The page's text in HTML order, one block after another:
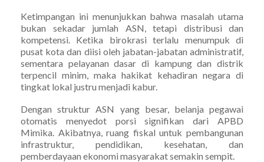
Ketimpangan ini menunjukkan bahwa masalah utama
bukan sekadar jumlah ASN, tetapi distribusi dan
kompetensi. Ketika birokrasi terlalu menumpuk di
pusat kota dan diisi oleh jabatan-jabatan administratif,
sementara pelayanan dasar di kampung dan distrik
terpencil minim, maka hakikat kehadiran negara di
tingkat lokal justru menjadi kabur.
Dengan struktur ASN yang besar, belanja pegawai
otomatis menyedot porsi signifikan dari APBD
Mimika. Akibatnya, ruang fiskal untuk pembangunan
infrastruktur, pendidikan, kesehatan, dan
pemberdayaan ekonomi masyarakat semakin sempit.